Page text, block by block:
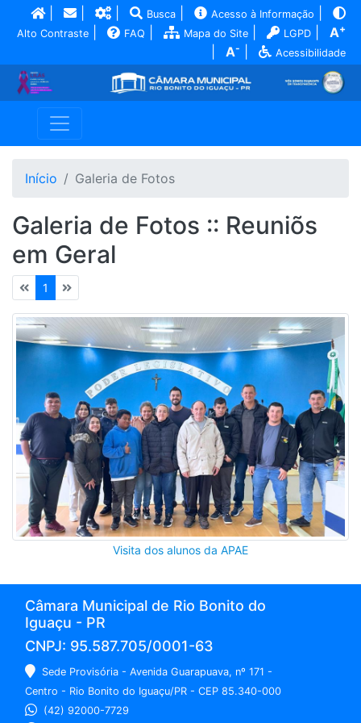
| Busca Acesso à Informação
Alto Contraste FAQ Mapa do Site LGPD A+
A- Acessibilidade
Início Galeria de Fotos
Galeria de Fotos :: Reuniõs
em Geral
1
Visita dos alunos da APAE
Câmara Municipal de Rio Bonito do
Iguaçu - PR
CNPJ: 95.587.705/0001-63
Sede Provisória - Avenida Guarapuava, nº 171 -
Centro - Rio Bonito do Iguaçu/PR - CEP 85.340-000
(42) 92000-7729